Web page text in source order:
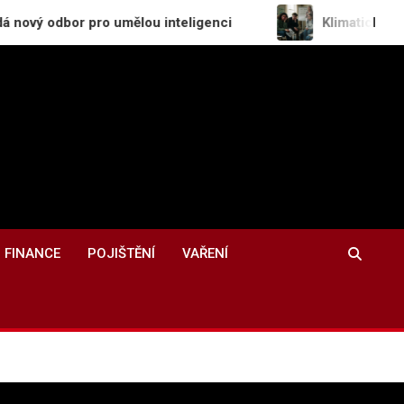
pro umělou inteligenci Klimatická úzkost roste
FINANCE POJIŠTĚNÍ VAŘENÍ